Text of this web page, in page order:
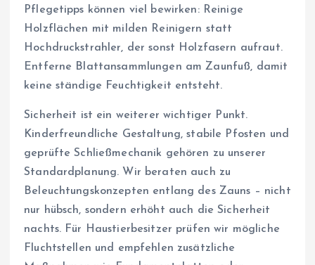
Pflegetipps können viel bewirken: Reinige
Holzflächen mit milden Reinigern statt
Hochdruckstrahler, der sonst Holzfasern aufraut.
Entferne Blattansammlungen am Zaunfuß, damit
keine ständige Feuchtigkeit entsteht.
Sicherheit ist ein weiterer wichtiger Punkt.
Kinderfreundliche Gestaltung, stabile Pfosten und
geprüfte Schließmechanik gehören zu unserer
Standardplanung. Wir beraten auch zu
Beleuchtungskonzepten entlang des Zauns – nicht
nur hübsch, sondern erhöht auch die Sicherheit
nachts. Für Haustierbesitzer prüfen wir mögliche
Fluchtstellen und empfehlen zusätzliche